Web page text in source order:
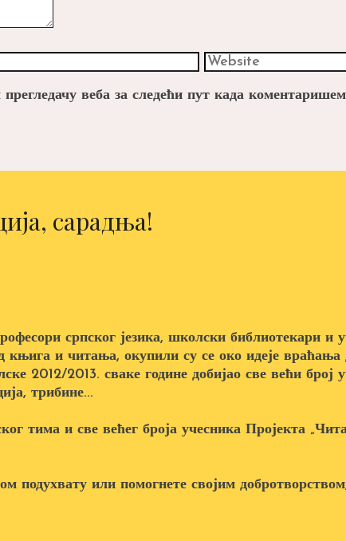
Website
веба за следећи пут када
сарадња!
српског језика, школски библиотекари и
књига и читања, окупили су се око идеје
2012/2013. сваке године добијао све већи
трибине...
тима и све већег броја учесника Пројекта
подухвату или помогнете својим